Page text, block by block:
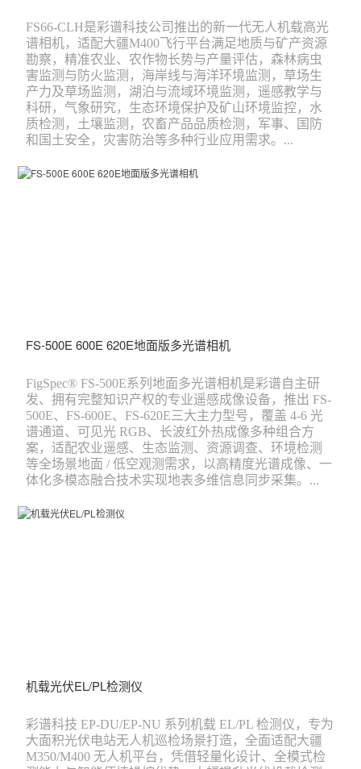
FS66-CLH是彩谱科技公司推出的新一代无人机载高光
谱相机，适配大疆M400飞行平台满足地质与矿产资源
勘察，精准农业、农作物长势与产量评估，森林病虫
害监测与防火监测，海岸线与海洋环境监测，草场生
产力及草场监测，湖泊与流域环境监测，遥感教学与
科研，气象研究，生态环境保护及矿山环境监控，水
质检测，土壤监测，农畜产品品质检测，军事、国防
和国土安全，灾害防治等多种行业应用需求。...
FS-500E 600E 620E地面版多光谱相机
FigSpec® FS-500E系列地面多光谱相机是彩谱自主研
发、拥有完整知识产权的专业遥感成像设备，推出 FS-
500E、FS-600E、FS-620E三大主力型号，覆盖 4-6 光
谱通道、可见光 RGB、长波红外热成像多种组合方
案，适配农业遥感、生态监测、资源调查、环境检测
等全场景地面 / 低空观测需求，以高精度光谱成像、一
体化多模态融合技术实现地表多维信息同步采集。...
机载光伏EL/PL检测仪
彩谱科技 EP-DU/EP-NU 系列机载 EL/PL 检测仪，专为
大面积光伏电站无人机巡检场景打造，全面适配大疆
M350/M400 无人机平台，凭借轻量化设计、全模式检